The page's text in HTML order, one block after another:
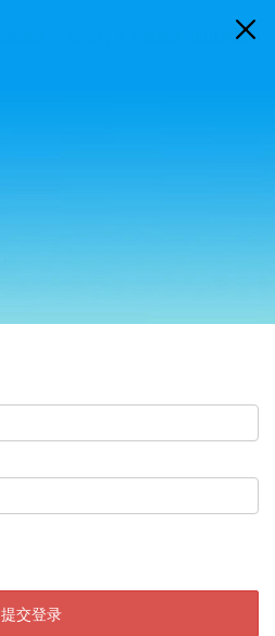
提交登录